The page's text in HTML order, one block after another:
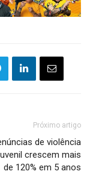
Próximo artigo
de violência
crescem mais
de 120% em 5 anos